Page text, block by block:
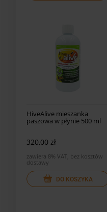
HiveAlive mieszanka
paszowa w płynie 500 ml
320,00 zł
zawiera 8% VAT, bez kosztów
dostawy
DO KOSZYKA